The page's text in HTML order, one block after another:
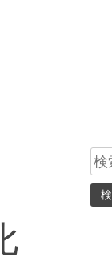
検
索: